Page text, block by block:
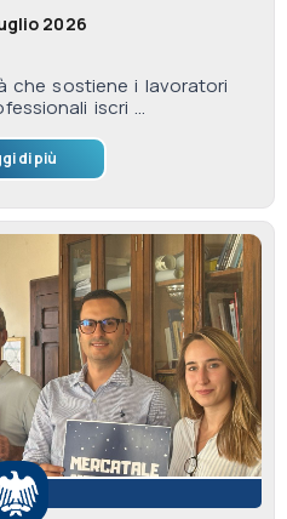
2026
che sostiene i lavoratori
iscri ...
di più